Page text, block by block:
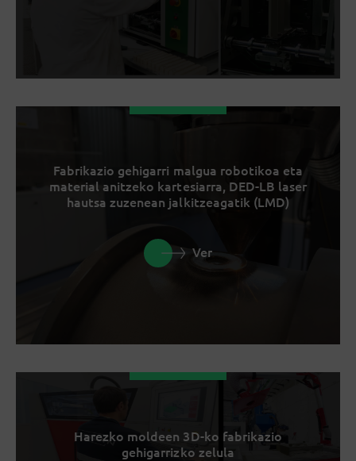
Fabrikazio gehigarri malgua robotikoa eta
material anitzeko kartesiarra, DED-LB laser
hautsa zuzenean jalkitzeagatik (LMD)
Ver
Harezko moldeen 3D-ko fabrikazio
gehigarrizko zelula